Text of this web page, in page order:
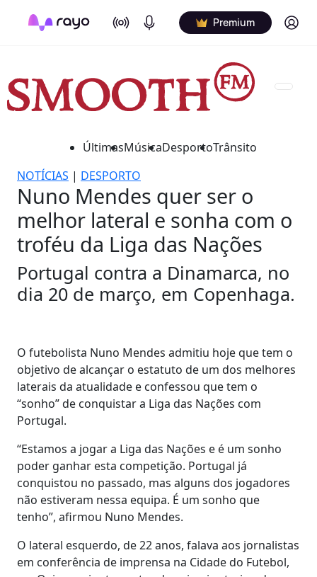
On Air Podcasts Premium Log in
ÚltimasMúsicaDesportoTrânsito
NOTÍCIAS | DESPORTO
Nuno Mendes quer ser o
melhor lateral e sonha com o
troféu da Liga das Nações
Portugal contra a Dinamarca, no
dia 20 de março, em Copenhaga.
O futebolista Nuno Mendes admitiu hoje que tem o
objetivo de alcançar o estatuto de um dos melhores
laterais da atualidade e confessou que tem o
“sonho” de conquistar a Liga das Nações com
Portugal.
“Estamos a jogar a Liga das Nações e é um sonho
poder ganhar esta competição. Portugal já
conquistou no passado, mas alguns dos jogadores
não estiveram nessa equipa. É um sonho que
tenho”, afirmou Nuno Mendes.
O lateral esquerdo, de 22 anos, falava aos jornalistas
em conferência de imprensa na Cidade do Futebol,